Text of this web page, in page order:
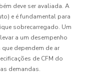
deve ser avaliada. A
e é fundamental para
sobrecarregado. Um
a um desempenho
dependem de ar
de CFM do
demandas.